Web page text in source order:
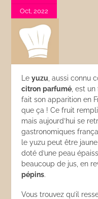
Oct, 2022
Leyuzu , aussi connu
citron parfumé , est
fait son apparition en
que ça ! Ce fruit
mais aujourd’hui se
gastronomiques
le yuzu peut être
doté d’une peau
beaucoup de jus, en
pépins.
Vous trouvez qu’il